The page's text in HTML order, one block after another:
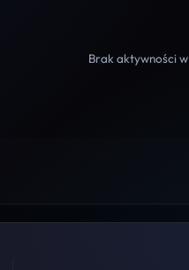
Brak aktywności